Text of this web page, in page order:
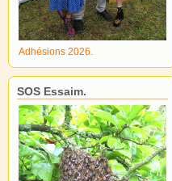
Adhésions 2026.
SOS Essaim.